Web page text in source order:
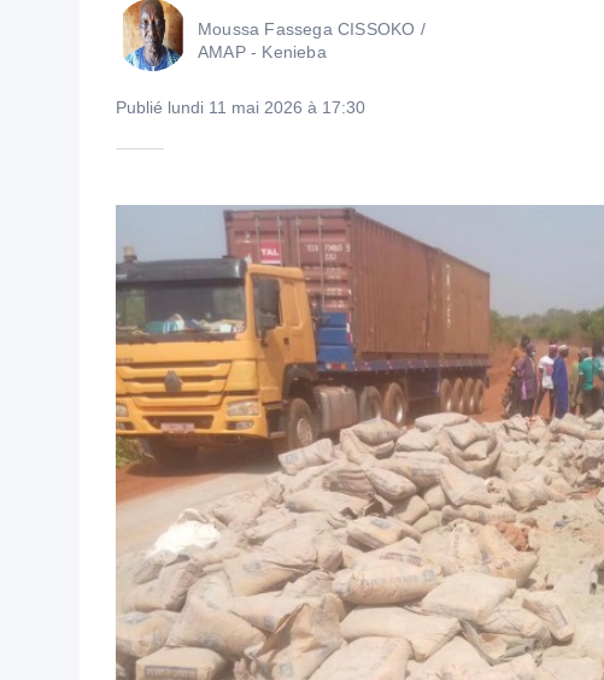
Moussa Fassega CISSOKO /
AMAP - Kenieba
Publié lundi 11 mai 2026 à 17:30